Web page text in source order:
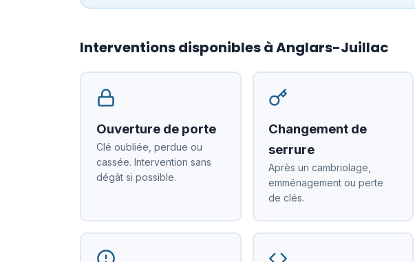
Interventions disponibles à Anglars-Juillac
Ouverture de porte
Clé oubliée, perdue ou
cassée. Intervention sans
dégât si possible.
Changement de
serrure
Après un cambriolage,
emménagement ou perte
de clés.